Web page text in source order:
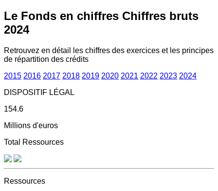
Le Fonds en chiffres Chiffres bruts
2024
Retrouvez en détail les chiffres des exercices et les principes
de répartition des crédits
2015 2016 2017 2018 2019 2020 2021 2022 2023 2024
DISPOSITIF LÉGAL
154.6
Millions d'euros
Total Ressources
Ressources